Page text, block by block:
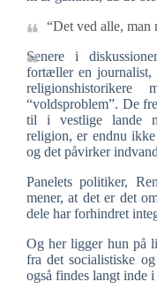
“Det ved alle, man
Senere i
fortæller en journalist,
“voldsproblem”. De
til i vestlige lande
religion, er endnu
og det påvirker
Panelets politiker,
mener, at det er det
dele har forhindret
Og her ligger hun på
fra det socialistiske
også findes langt inde